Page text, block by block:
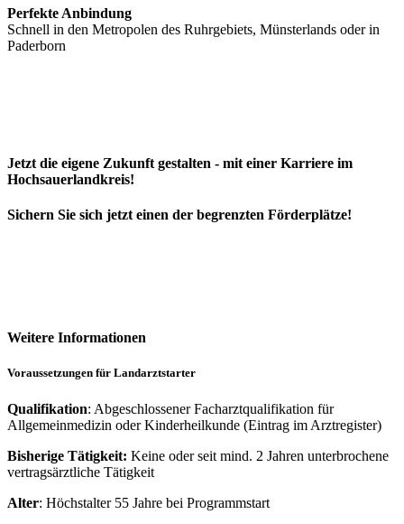
Perfekte Anbindung
Schnell in den Metropolen des Ruhrgebiets, Münsterlands oder in
Paderborn
Jetzt die eigene Zukunft gestalten - mit einer Karriere im
Hochsauerlandkreis!
Sichern Sie sich jetzt einen der begrenzten Förderplätze!
Weitere Informationen
Voraussetzungen für Landarztstarter
Qualifikation: Abgeschlossener Facharztqualifikation für
Allgemeinmedizin oder Kinderheilkunde (Eintrag im Arztregister)
Bisherige Tätigkeit: Keine oder seit mind. 2 Jahren unterbrochene
vertragsärztliche Tätigkeit
Alter: Höchstalter 55 Jahre bei Programmstart